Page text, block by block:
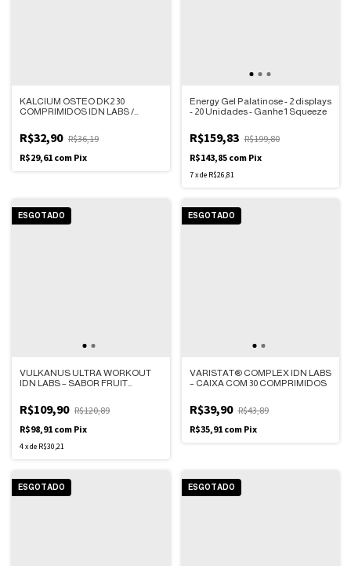
KALCIUM OSTEO DK2 30
COMPRIMIDOS IDN LABS /
R$32,90 R$36,19
R$29,61 com Pix
Energy Gel Palatinose - 2 displays
- 20 Unidades - Ganhe 1 Squeeze
R$159,83 R$199,80
R$143,85 com Pix
7xde R$26,81
ESGOTADO
VULKANUS ULTRA WORKOUT
IDN LABS – SABOR FRUIT
R$109,90 R$120,89
R$98,91 com Pix
4xde R$30,21
ESGOTADO
VARISTAT® COMPLEX IDN LABS
– CAIXA COM 30 COMPRIMIDOS
R$39,90 R$43,89
R$35,91 com Pix
ESGOTADO ESGOTADO